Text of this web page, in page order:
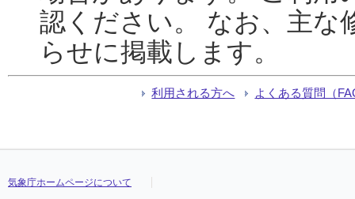
認ください。 なお、主な
らせに掲載します。
利用される方へ よくある質問（
気象庁ホームページについて